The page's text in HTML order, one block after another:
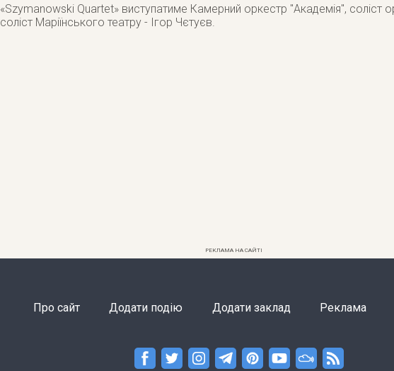
«Szymanowski Quartet» виступатиме Камерний оркестр "Академія", соліст
соліст Маріїнського театру - Ігор Чєтуєв.
РЕКЛАМА НА САЙТІ
Про сайт Додати подію Додати заклад Реклама